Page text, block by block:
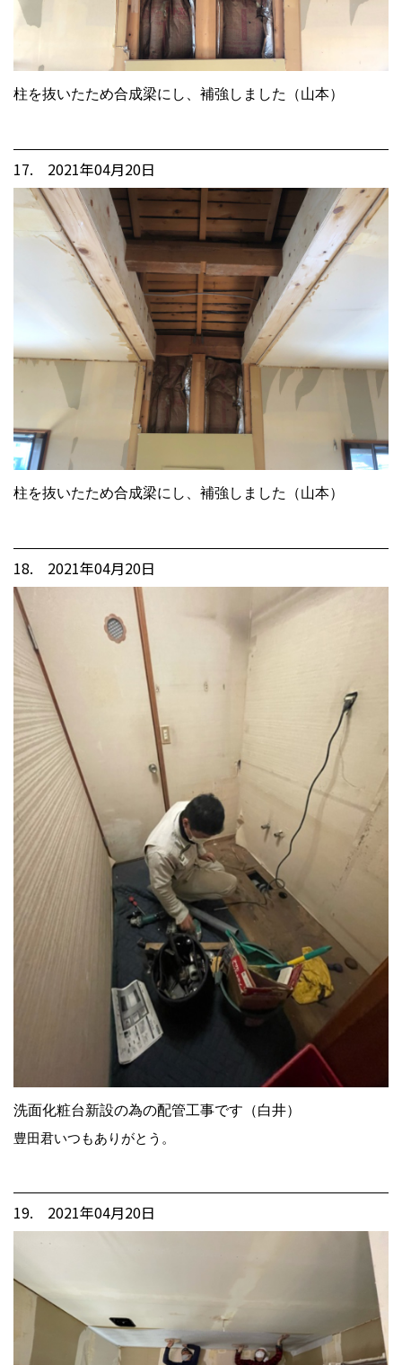
柱を抜いたため合成梁にし、補強しました（山本）
17. 2021年04月20日
柱を抜いたため合成梁にし、補強しました（山本）
18. 2021年04月20日
洗面化粧台新設の為の配管工事です（白井）
豊田君いつもありがとう。
19. 2021年04月20日